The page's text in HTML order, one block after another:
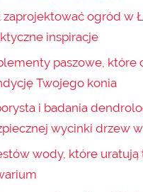
zaprojektować ogród w
inspiracje
paszowe, które
Twojego konia
i badania
wycinki drzew
wody, które uratują